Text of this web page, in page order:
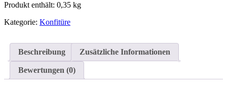
Feigenkonfitür
-
Menge
Produkt enthält: 0,35 kg
Kategorie: Konfitüre
Beschreibung Zusätzliche Informationen
Bewertungen (0)